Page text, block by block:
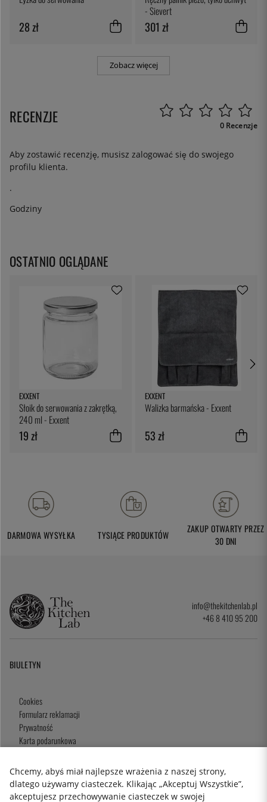
28 zł
- Sievert
301 zł
Zobacz więcej
RECENZJE 0 Recenzje
Aby zostawić recenzję, musisz zalogować się do swojego
profilu klienta.
.
Godziny
OSTATNIO OGLĄDANE
EXXENT
Słoik do serwowania z zakrętką,
240 ml - Exxent
19 zł
EXXENT
Walizka barmańska - Exxent
53 zł
DARMOWA WYSYŁKA TYSIĄCE PRODUKTÓW
ZAKUP OTWARTY PRZEZ
30 DNI
info@thekitchenlab.pl
+46 8 410 95 200
BIULETYN
Cookies
Formularz reklamacji
Prywatność
Karta podarunkowa
Chcemy, abyś miał najlepsze wrażenia z naszej strony,
dlatego używamy ciasteczek. Klikając „Akceptuj Wszystkie”,
akceptujesz przechowywanie ciasteczek w swojej